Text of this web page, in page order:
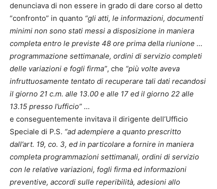
denunciava di non essere in grado di dare corso al detto
“confronto” in quanto “gli atti, le informazioni, documenti
minimi non sono stati messi a disposizione in maniera
completa entro le previste 48 ore prima della riunione …
programmazione settimanale, ordini di servizio completi
delle variazioni e fogli firma”, che “più volte aveva
infruttuosamente tentato di recuperare tali dati recandosi
il giorno 21 c.m. alle 13.00 e alle 17 ed il giorno 22 alle
13.15 presso l’ufficio” …
e conseguentemente invitava il dirigente dell’Ufficio
Speciale di P.S. “ad adempiere a quanto prescritto
dall’art. 19, co. 3, ed in particolare a fornire in maniera
completa programmazioni settimanali, ordini di servizio
con le relative variazioni, fogli firma ed informazioni
preventive, accordi sulle reperibilità, adesioni allo